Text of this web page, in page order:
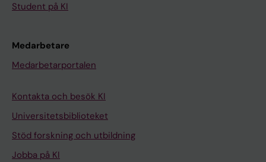
Student på KI
Medarbetare
Medarbetarportalen
Kontakta och besök KI
Universitetsbiblioteket
Stöd forskning och utbildning
Jobba på KI